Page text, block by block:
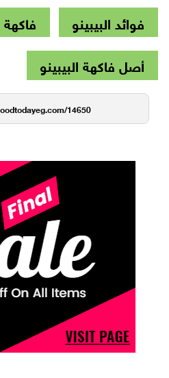
فوائد البيبينو
فاكهة
أصل فاكهة البيبينو